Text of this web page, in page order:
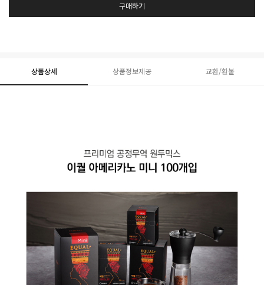
구매하기
상품상세 상품정보제공 교환/환불